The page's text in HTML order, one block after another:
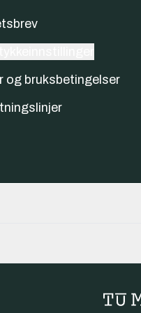
og bruksbetingelser